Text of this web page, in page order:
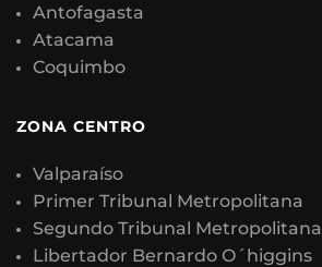
Antofagasta
Atacama
Coquimbo
ZONA CENTRO
Valparaíso
Primer Tribunal Metropolitana
Segundo Tribunal Metropolitana
Libertador Bernardo O´higgins